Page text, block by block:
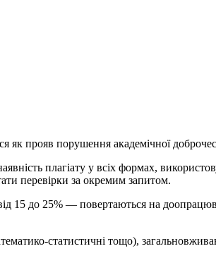
як прояв порушення академічної
плагіату у всіх формах,
перевірки за окремим запитом.
15 до 25% — повертаються на
статистичні тощо),